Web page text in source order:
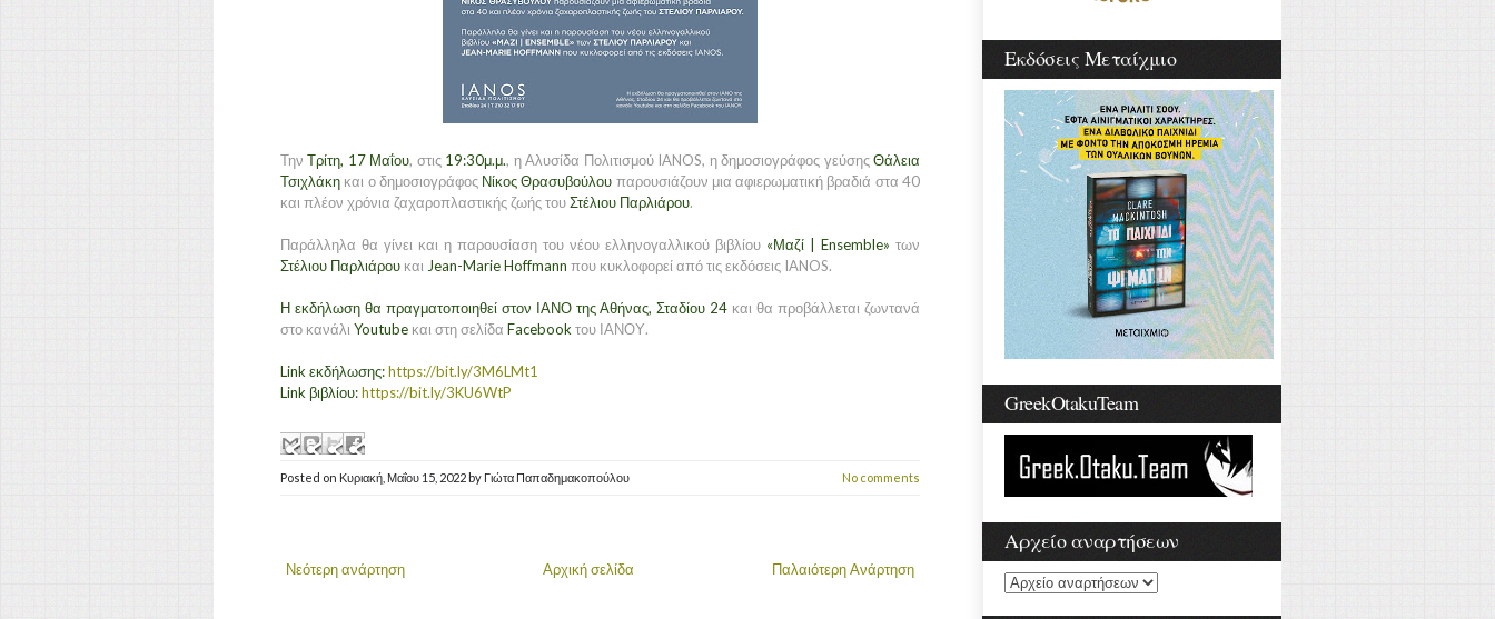
ΤηνΤρίτη, 17 Μαΐου, στις 19:30μ.μ., η Αλυσίδα Πολιτισμού IANOS, η δημοσιογράφος γεύσηςΘάλεια
Τσιχλάκη και ο δημοσιογράφος Νίκος Θρασυβούλου παρουσιάζουν μια αφιερωματική βραδιά στα 40
και πλέον χρόνια ζαχαροπλαστικής ζωής τουΣτέλιου Παρλιάρου.
Παράλληλα θα γίνει και η παρουσίαση του νέου ελληνογαλλικού βιβλίου «Μαζί | Ensemble» των
Στέλιου Παρλιάρου και Jean-Marie Hoffmann που κυκλοφορεί από τις εκδόσεις IANOS.
Η εκδήλωση θα πραγματοποιηθεί στον ΙΑΝΟ της Αθήνας, Σταδίου 24 και θα προβάλλεται ζωντανά
στο κανάλι Youtube και στη σελίδα Facebook του ΙΑΝΟΥ.
Link εκδήλωσης:https://bit.ly/3M6LMt1
Link βιβλίου:https://bit.ly/3KU6WtP
Posted on Κυριακή, Μαΐου 15, 2022 by Γιώτα Παπαδημακοπούλου No comments
Νεότερη ανάρτηση Παλαιότερη Ανάρτηση
Αρχική σελίδα
Εκδόσεις Μεταίχμιο
GreekOtakuTeam
Αρχείο αναρτήσεων